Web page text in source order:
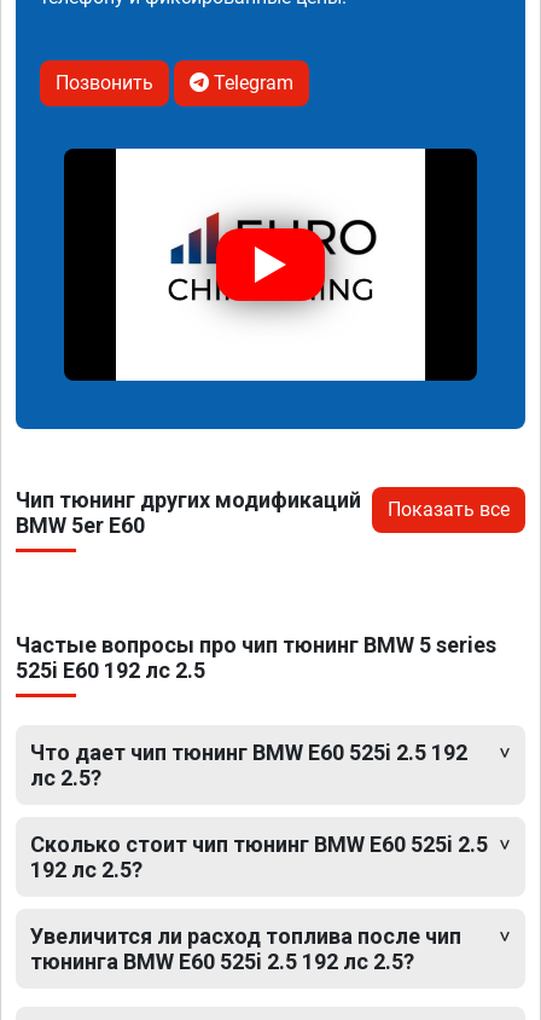
Позвонить Telegram
Чип тюнинг других модификаций
BMW 5er E60
Показать все
Частые вопросы про чип тюнинг BMW 5 series
525i E60 192 лс 2.5
Что дает чип тюнинг BMW E60 525i 2.5 192
лс 2.5?
Сколько стоит чип тюнинг BMW E60 525i 2.5
192 лс 2.5?
Увеличится ли расход топлива после чип
тюнинга BMW E60 525i 2.5 192 лс 2.5?